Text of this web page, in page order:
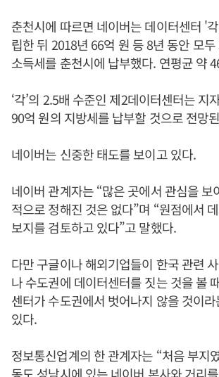
춘천시에 따르면 네이버는 데이터센터 '
립한 뒤 2018년 66억 원 등 8년 동안 모
소득세를 춘천시에 납부했다. 연평균 약
‘각’의 2.5배 수준인 제2데이터센터는 지
90억 원의 지방세를 납부할 것으로 전망
네이버는 신중한 태도를 보이고 있다.
네이버 관계자는 “많은 곳에서 관심을 보
적으로 정해진 것은 없다”며 “원점에서
보지를 검토하고 있다”고 말했다.
다만 구글이나 해외기업들이 한국 관련
나 수도권에 데이터센터를 짓는 것을 볼
센터가 수도권에서 벗어나지 않을 것이
있다.
정보통신업계의 한 관계자는 “처음 부지